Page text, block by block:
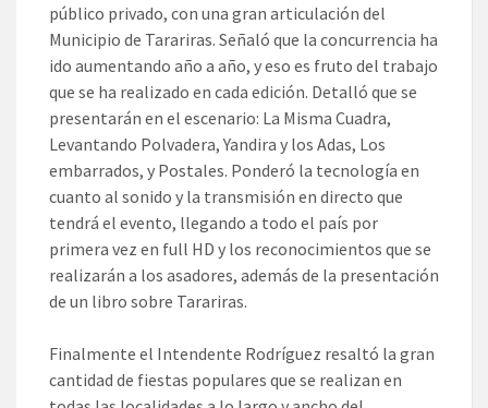
público privado, con una gran articulación del
Municipio de Tarariras. Señaló que la concurrencia ha
ido aumentando año a año, y eso es fruto del trabajo
que se ha realizado en cada edición. Detalló que se
presentarán en el escenario: La Misma Cuadra,
Levantando Polvadera, Yandira y los Adas, Los
embarrados, y Postales. Ponderó la tecnología en
cuanto al sonido y la transmisión en directo que
tendrá el evento, llegando a todo el país por
primera vez en full HD y los reconocimientos que se
realizarán a los asadores, además de la presentación
de un libro sobre Tarariras.
Finalmente el Intendente Rodríguez resaltó la gran
cantidad de fiestas populares que se realizan en